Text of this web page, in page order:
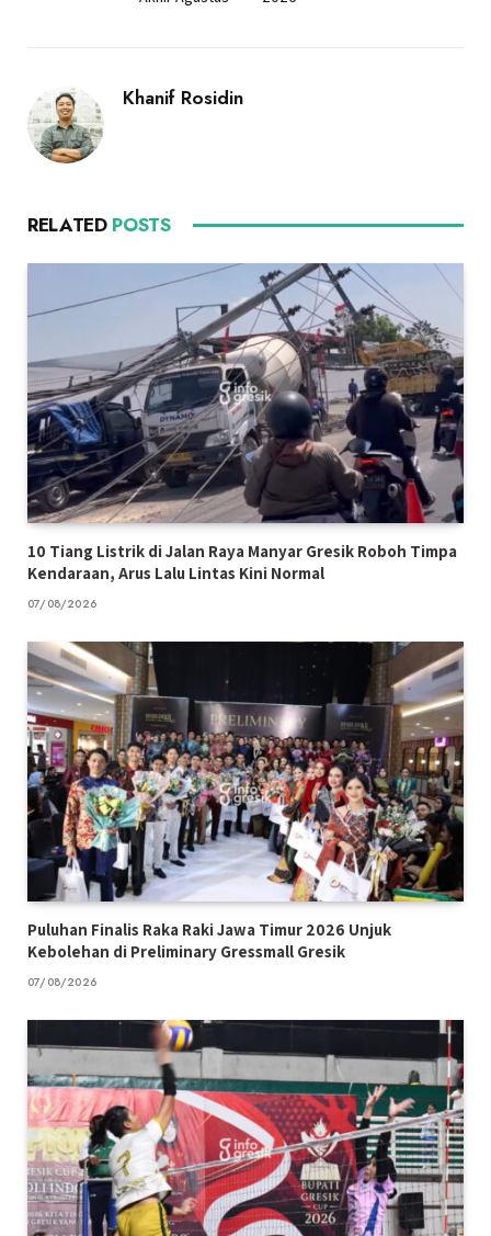
Khanif Rosidin
RELATED POSTS
10 Tiang Listrik di Jalan Raya Manyar Gresik Roboh Timpa
Kendaraan, Arus Lalu Lintas Kini Normal
07/08/2026
Puluhan Finalis Raka Raki Jawa Timur 2026 Unjuk
Kebolehan di Preliminary Gressmall Gresik
07/08/2026